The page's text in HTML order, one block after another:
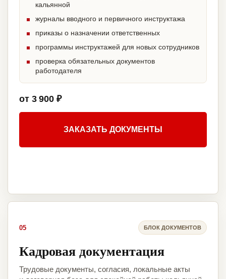
кальянной
журналы вводного и первичного инструктажа
приказы о назначении ответственных
программы инструктажей для новых сотрудников
проверка обязательных документов
работодателя
от 3 900 ₽
ЗАКАЗАТЬ ДОКУМЕНТЫ
05 БЛОК ДОКУМЕНТОВ
Кадровая документация
Трудовые документы, согласия, локальные акты